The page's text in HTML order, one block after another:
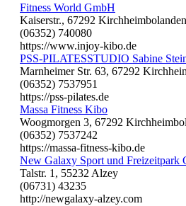
Fitness World GmbH
Kaiserstr., 67292 Kirchheimbolanden
(06352) 740080
https://www.injoy-kibo.de
PSS-PILATESSTUDIO Sabine
Marnheimer Str. 63, 67292
(06352) 7537951
https://pss-pilates.de
Massa Fitness Kibo
Woogmorgen 3, 67292
(06352) 7537242
https://massa-fitness-kibo.de
New Galaxy Sport und Freizeitpark
Talstr. 1, 55232 Alzey
(06731) 43235
http://newgalaxy-alzey.com